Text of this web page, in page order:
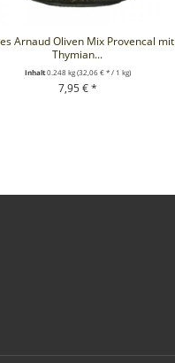
Arnaud Oliven Mix Provencal mit
Thymian...
Inhalt0.248 kg(32,06 € * / 1 kg)
7,95 € *